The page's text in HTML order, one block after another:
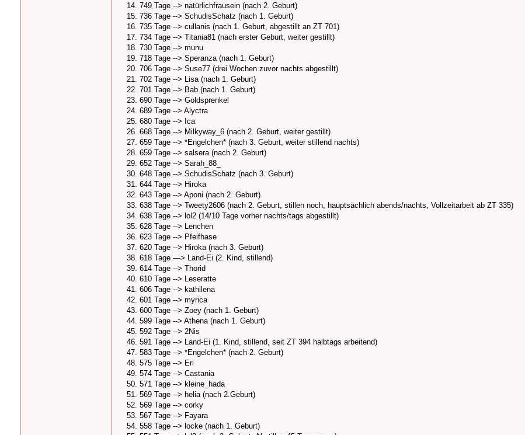
749 Tage --> natürlichfrausein (nach 2. Geburt)
736 Tage --> SchudisSchatz (nach 1. Geburt)
735 Tage --> cullanis (nach 1. Geburt, abgestillt an ZT 701)
734 Tage --> Titania81 (nach erster Geburt, weiter gestillt)
730 Tage --> munu
718 Tage --> Speranza (nach 1. Geburt)
706 Tage --> Suse77 (drei Wochen zuvor nachts abgestillt)
702 Tage --> Lisa (nach 1. Geburt)
701 Tage --> Bab (nach 1. Geburt)
690 Tage --> Goldsprenkel
689 Tage --> Alyctra
680 Tage --> Ica
668 Tage --> Milkyway_6 (nach 2. Geburt, weiter gestillt)
659 Tage --> *Engelchen* (nach 3. Geburt, weiter stillend nachts)
659 Tage --> salsera (nach 2. Geburt)
652 Tage --> Sarah_88_
648 Tage --> SchudisSchatz (nach 3. Geburt)
644 Tage --> Hiroka
643 Tage --> Aponi (nach 2. Geburt)
638 Tage --> Tweety2606 (nach 2. Geburt, stillen noch, hauptsächlich abends/nachts, Vollzeitarbeit ab ZT 335)
638 Tage --> lol2 (14/10 Tage vorher nachts/tags abgestillt)
628 Tage --> Lenchen
623 Tage --> Pfeifhase
620 Tage --> Hiroka (nach 3. Geburt)
618 Tage —> Land-Ei (2. Kind, stillend)
614 Tage --> Thorid
610 Tage --> Leseratte
606 Tage --> kathilena
601 Tage --> myrica
600 Tage --> Zoey (nach 1. Geburt)
599 Tage --> Athena (nach 1. Geburt)
592 Tage --> 2Nis
591 Tage --> Land-Ei (1. Kind, stillend, seit ZT 394 halbtags arbeitend)
583 Tage --> *Engelchen* (nach 2. Geburt)
575 Tage --> Eri
574 Tage --> Castania
571 Tage --> kleine_hada
569 Tage --> helia (nach 2.Geburt)
569 Tage --> corky
567 Tage --> Fayara
558 Tage --> locke (nach 1. Geburt)